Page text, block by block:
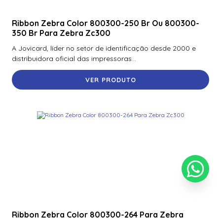
Ribbon Zebra Color 800300-250 Br Ou 800300-
350 Br Para Zebra Zc300
A Jovicard, líder no setor de identificação desde 2000 e
distribuidora oficial das impressoras...
VER PRODUTO
Ribbon Zebra Color 800300-264 Para Zebra